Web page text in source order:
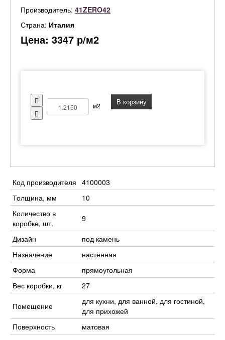
Производитель: 41ZERO42
Страна: Италия
Цена: 3347 р/м2
м2 В корзину
Код производителя 4100003
Толщина, мм
10
Количество в
коробке, шт.
9
Дизайн
под камень
Назначение
настенная
Форма
прямоугольная
Вес коробки, кг
27
Помещение
для кухни, для ванной, для гостиной,
для прихожей
Поверхность
матовая